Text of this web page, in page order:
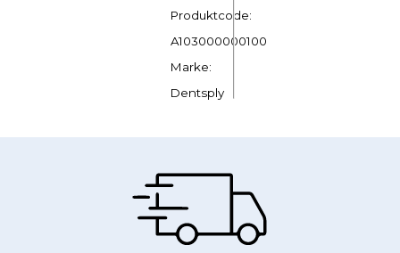
Produktcode:
A103000000100
Marke:
Dentsply